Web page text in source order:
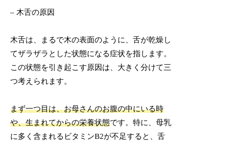
– 木舌の原因
木舌は、まるで木の表面のように、舌が乾燥し
てザラザラとした状態になる症状を指します。
この状態を引き起こす原因は、大きく分けて三
つ考えられます。
まず一つ目は、お母さんのお腹の中にいる時
や、生まれてからの栄養状態です。特に、母乳
に多く含まれるビタミンB2が不足すると、舌